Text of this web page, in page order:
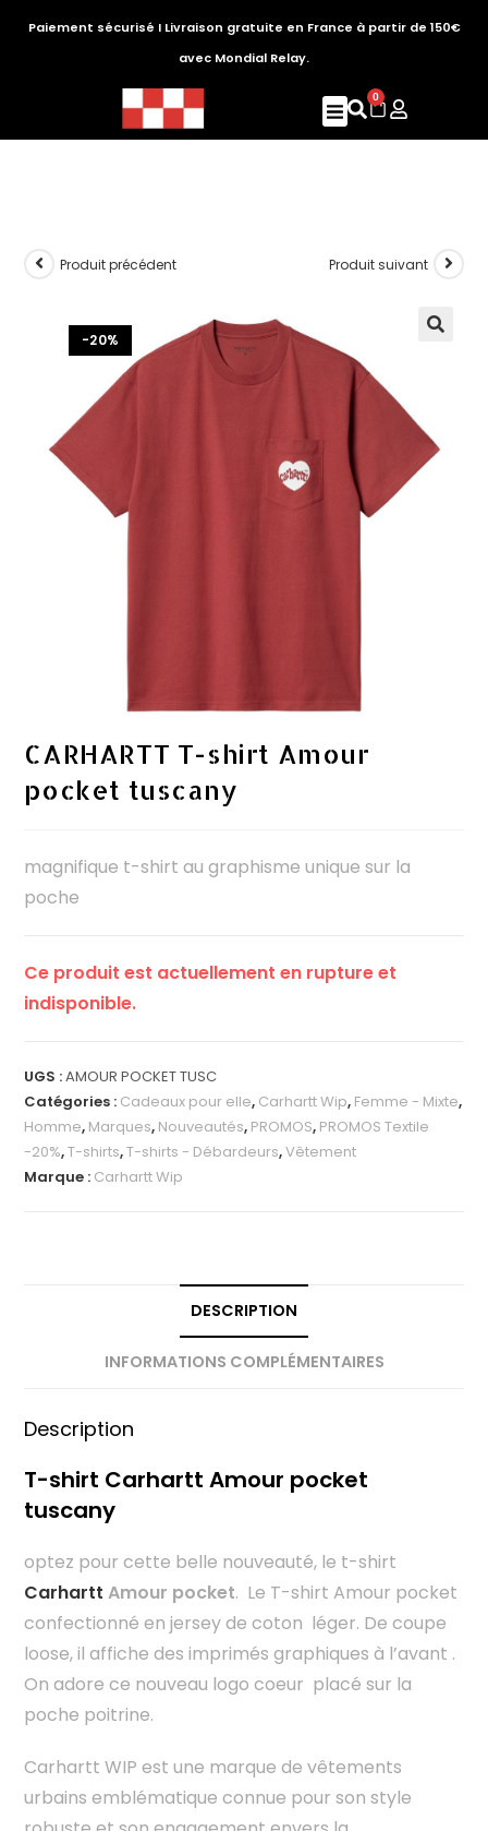
Paiement sécurisé I Livraison gratuite en France à partir de 150€
avec Mondial Relay.
0
-20%
Produit précédent Produit suivant
CARHARTT T-shirt Amour
pocket tuscany
magnifique t-shirt au graphisme unique sur la
poche
Ce produit est actuellement en rupture et
indisponible.
UGS :AMOUR POCKET TUSC
Catégories : Cadeaux pour elle, Carhartt Wip, Femme - Mixte,
Homme, Marques, Nouveautés, PROMOS, PROMOS Textile
-20%,T-shirts,T-shirts - Débardeurs,Vêtement
Marque : Carhartt Wip
DESCRIPTION
INFORMATIONS COMPLÉMENTAIRES
Description
T-shirt Carhartt Amour pocket
tuscany
optez pour cette belle nouveauté, le t-shirt
Carhartt Amour pocket. Le T-shirt Amour pocket
confectionné en jersey de coton léger. De coupe
loose, il affiche des imprimés graphiques à l’avant .
On adore ce nouveau logo coeur placé sur la
poche poitrine.
Carhartt WIP est une marque de vêtements
urbains emblématique connue pour son style